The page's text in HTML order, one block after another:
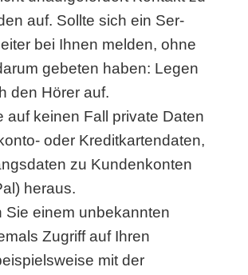
auf. Sollte sich ein Ser­
bei Ihnen melden, ohne
gebeten haben: Legen
den Hörer auf.
auf keinen Fall private Daten
oder Kre­dit­kar­ten­da­ten,
zu Kundenkonten
heraus.
Sie einem unbekannten
Zugriff auf Ihren
mit der